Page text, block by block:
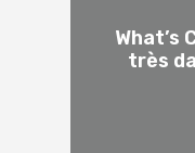
What’s
très